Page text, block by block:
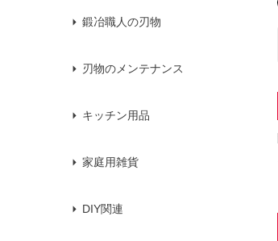
鍛冶職人の刃物
刃物のメンテナンス
キッチン用品
家庭用雑貨
DIY関連